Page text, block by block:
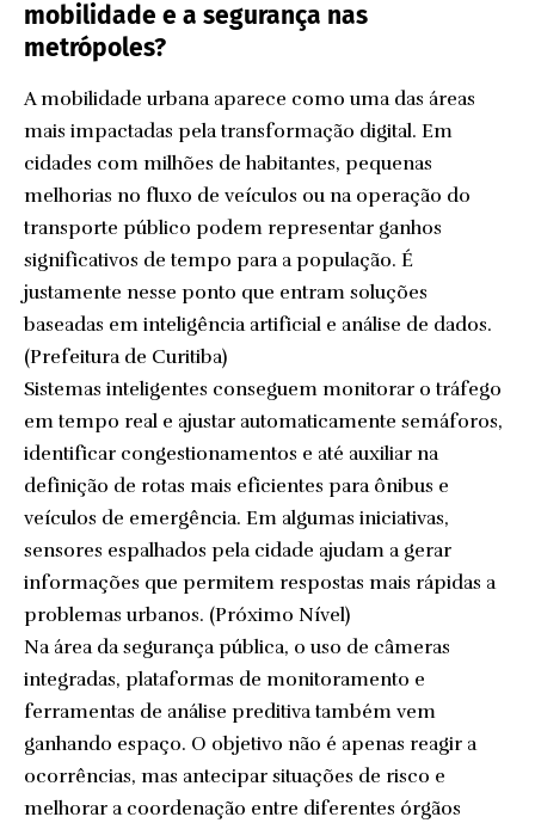
mobilidade e a segurança nas
metrópoles?
A mobilidade urbana aparece como uma das áreas
mais impactadas pela transformação digital. Em
cidades com milhões de habitantes, pequenas
melhorias no fluxo de veículos ou na operação do
transporte público podem representar ganhos
significativos de tempo para a população. É
justamente nesse ponto que entram soluções
baseadas em inteligência artificial e análise de dados.
(Prefeitura de Curitiba)
Sistemas inteligentes conseguem monitorar o tráfego
em tempo real e ajustar automaticamente semáforos,
identificar congestionamentos e até auxiliar na
definição de rotas mais eficientes para ônibus e
veículos de emergência. Em algumas iniciativas,
sensores espalhados pela cidade ajudam a gerar
informações que permitem respostas mais rápidas a
problemas urbanos. (Próximo Nível)
Na área da segurança pública, o uso de câmeras
integradas, plataformas de monitoramento e
ferramentas de análise preditiva também vem
ganhando espaço. O objetivo não é apenas reagir a
ocorrências, mas antecipar situações de risco e
melhorar a coordenação entre diferentes órgãos